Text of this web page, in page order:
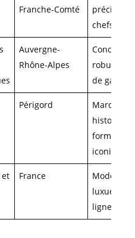
Franche-Comté
précision
chefs
Auvergne-
Rhône-Alpes
robuste
de gamme
Périgord
Marques
formes
iconiques
et
France
Modèles
luxueux et
ligne fine